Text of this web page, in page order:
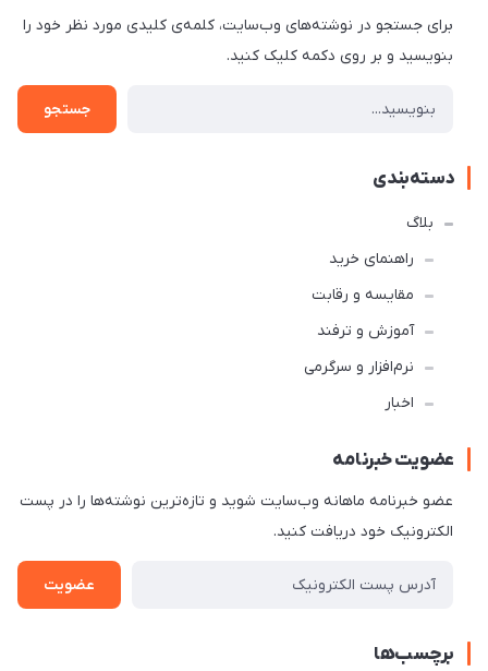
برای جستجو در نوشته‌های وب‌سایت، کلمه‌ی کلیدی مورد نظر خود را
بنویسید و بر روی دکمه کلیک کنید.
جستجو
دسته‌بندی
بلاگ
راهنمای خرید
مقایسه و رقابت
آموزش و ترفند
نرم‌افزار و سرگرمی
اخبار
عضویت خبرنامه
عضو خبرنامه ماهانه وب‌سایت شوید و تازه‌ترین نوشته‌ها را در پست
الکترونیک خود دریافت کنید.
عضویت
برچسب‌ها